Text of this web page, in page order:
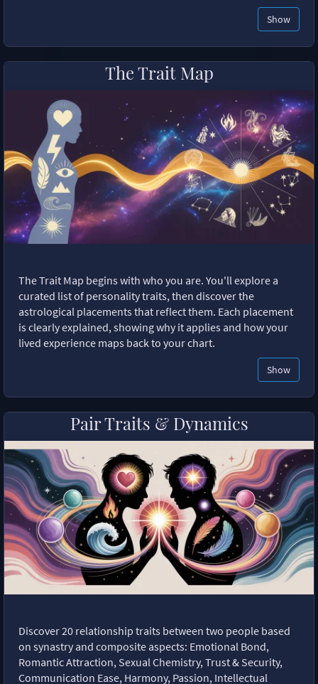
Show
The Trait Map
The Trait Map begins with who you are. You'll explore a
curated list of personality traits, then discover the
astrological placements that reflect them. Each placement
is clearly explained, showing why it applies and how your
lived experience maps back to your chart.
Show
Pair Traits & Dynamics
Discover 20 relationship traits between two people based
on synastry and composite aspects: Emotional Bond,
Romantic Attraction, Sexual Chemistry, Trust & Security,
Communication Ease, Harmony, Passion, Intellectual